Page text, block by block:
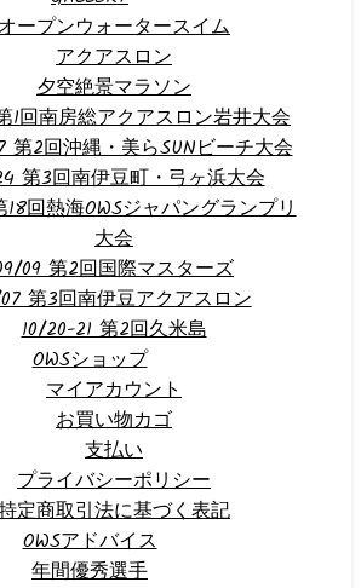
ープンウォータースイム
アクアスロン
夕空絶景マラソン
1回南房総アクアスロン岩井大会
第2回沖縄・美らSUNビーチ大会
第3回南伊豆町・弓ヶ浜大会
回熱海OWSジャパングランプリ
大会
09 第2回国際マスターズ
第3回南伊豆アクアスロン
10/20-21 第2回久米島
OWSショップ
マイアカウント
お買い物カゴ
支払い
プライバシーポリシー
定商取引法に基づく表記
OWSアドバイス
年間優秀選手